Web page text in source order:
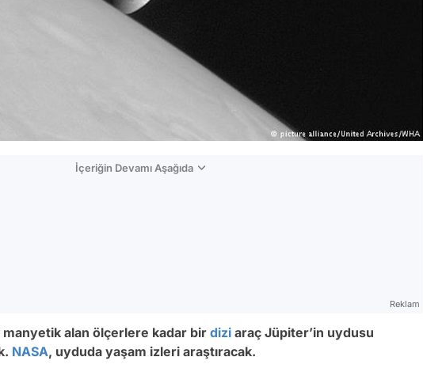
İçeriğin Devamı Aşağıda
Reklam
alan ölçerlere kadar bir dizi araç Jüpiter’in uydusu
NASA, uyduda yaşam izleri araştıracak.